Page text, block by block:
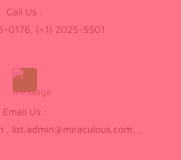
Call Us :
0176, (+1) 2025-5501
Email Us :
list.admin@miraculous.com